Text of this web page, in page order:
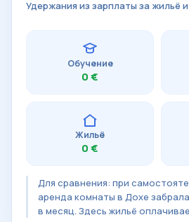
Удержания из зарплаты за жильё
Обучение
0 €
Жильё
0 €
Для сравнения: при
аренда комнаты в Дохе
в месяц. Здесь жильё